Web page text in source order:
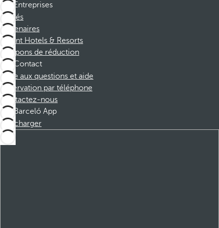
Entreprises
Affiliés
Partenaires
Dorint Hotels & Resorts
Coupons de réduction
Contact
Foire aux questions et aide
Réservation par téléphone
Contactez-nous
Barceló App
Télécharger